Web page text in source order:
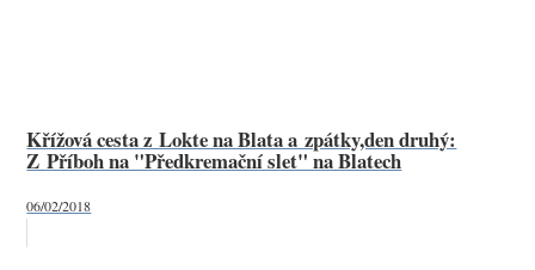
Křížová cesta z Lokte na Blata a zpátky,den druhý:
Z Příboh na "Předkremační slet" na Blatech
06/02/2018